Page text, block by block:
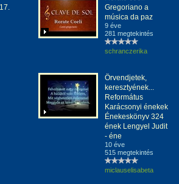
Gregoriano a
música da paz
9 éve
281 megtekintés
schranczerika
Örvendjetek,
keresztyének...
Református
Karácsonyi énekek
Énekeskönyv 324
ének Lengyel Judit
- éne
10 éve
515 megtekintés
miclauselisabeta